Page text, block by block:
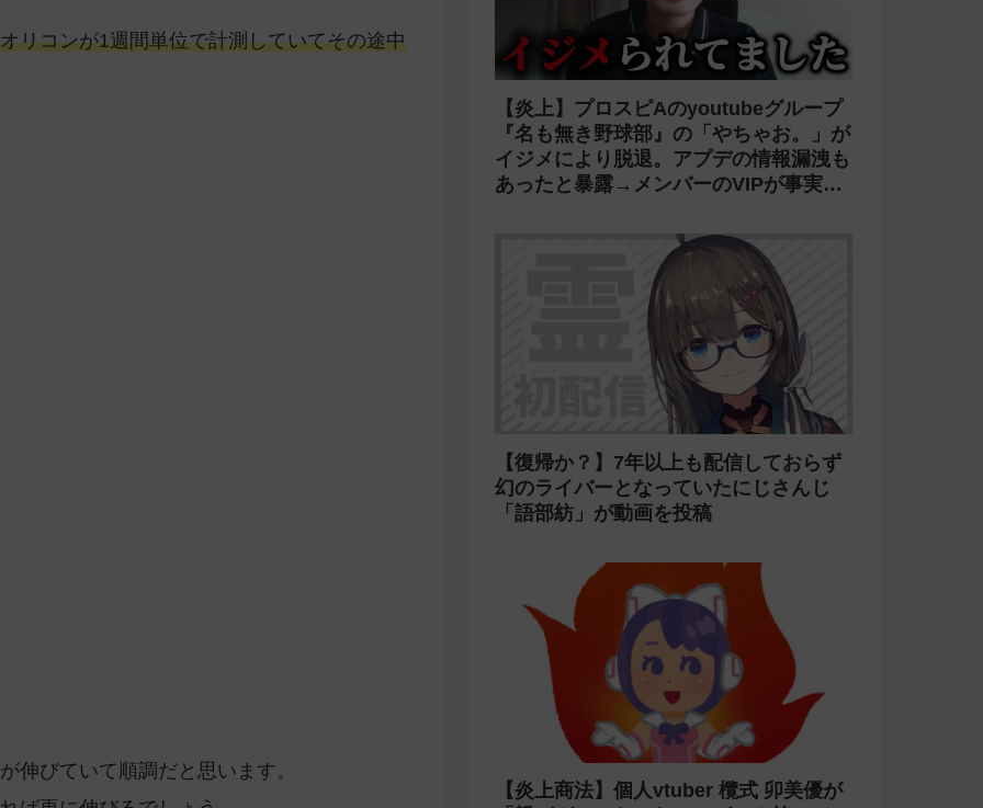
リコンが1週間単位で計測していてその途中
伸びていて順調だと思います。
【炎上】プロスピAのyoutubeグループ
『名も無き野球部』の「やちゃお。」が
イジメにより脱退。アプデの情報漏洩も
あったと暴露→メンバーのVIPが事実無
【復帰か？】7年以上も配信しておらず
幻のライバーとなっていたにじさんじ
「語部紡」が動画を投稿
【炎上商法】個人vtuber 欖式 卯美優が